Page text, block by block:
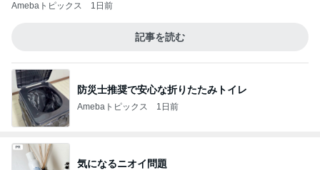
Amebaトピックス 1日前
記事を読む
防災士推奨で安心な折りたたみトイレ
Amebaトピックス 1日前
気になるニオイ問題